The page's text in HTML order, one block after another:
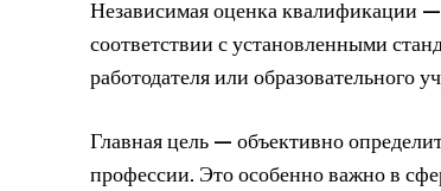
Независимая оценка квалификации
соответствии с установленными
работодателя или образовательного
Главная цель — объективно
профессии. Это особенно важно в